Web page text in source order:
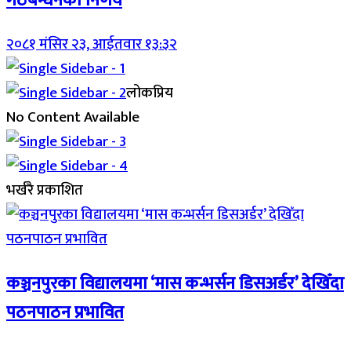
२०८१ मंसिर २३, आईतवार १३:३२
लोकप्रिय
No Content Available
भर्खरै प्रकाशित
कञ्चनपुरका विद्यालयमा ‘मास कन्भर्सन डिसअर्डर’ देखिँदा
पठनपाठन प्रभावित